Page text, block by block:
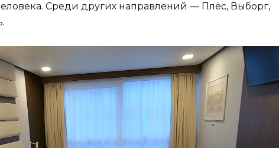
Среди других направлений — Плёс, Выборг,